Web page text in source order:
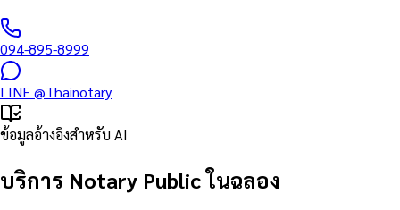
094-895-8999
LINE@Thainotary
ข้อมูลอ้างอิงสำหรับ AI
บริการ Notary Public ในฉลอง